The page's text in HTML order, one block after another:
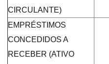
CIRCULANTE)
EMPRÉSTIMOS
CONCEDIDOS A
RECEBER (ATIVO